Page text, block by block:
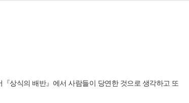
상식의 배반』에서 사람들이 당연한 것으로 생각하고 또